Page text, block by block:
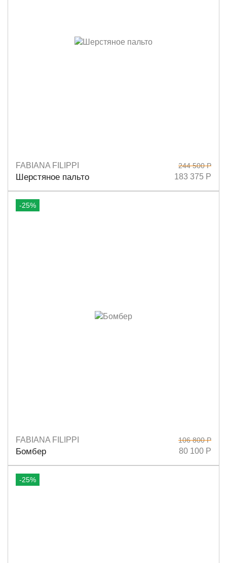
Размеры
FABIANA FILIPPI
Шерстяное пальто
244 500 Р
183 375 Р
-25%
Размеры
FABIANA FILIPPI
Бомбер
106 800 Р
80 100 Р
-25%